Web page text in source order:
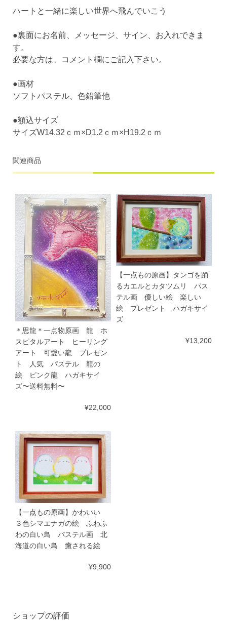
ハートと一緒に楽しい世界へ飛んでいこう
●裏面にお名前、メッセージ、サイン、お入れできま
す。
必要な方は、コメント欄にご記入下さい。
●画材
ソフトパステル、色鉛筆他
●額込サイズ
サイズW14.32ｃｍ×D1.2ｃｍ×H19.2ｃｍ
関連商品
＊思龍＊一点物原画 龍 ホ
スピタルアート ヒーリング
アート 可愛い龍 プレゼン
ト 人気 パステル 龍の
絵 ピンク龍 ハガキサイ
ズ〜送料無料〜
¥22,000
【一点もの原画】タンゴを踊
るカエルとカタツムリ パス
テル画 優しい絵 楽しい
絵 プレゼント ハガキサイ
ズ
¥13,200
【一点もの原画】かわいい
３色シマエナガの絵 ふわふ
わの白い鳥 パステル画 北
海道の白い鳥 癒される絵
¥9,900
ショップの評価